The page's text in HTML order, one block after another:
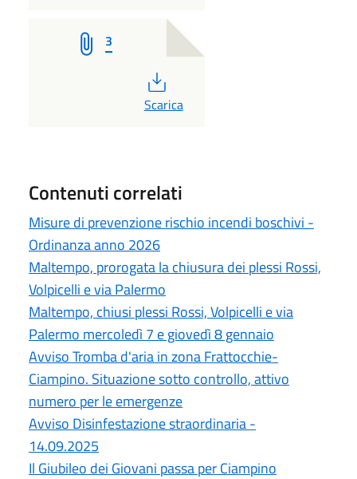
3
PDF
Scarica
Contenuti correlati
Misure di prevenzione rischio incendi boschivi -
Ordinanza anno 2026
Maltempo, prorogata la chiusura dei plessi Rossi,
Volpicelli e via Palermo
Maltempo, chiusi plessi Rossi, Volpicelli e via
Palermo mercoledì 7 e giovedì 8 gennaio
Avviso Tromba d'aria in zona Frattocchie-
Ciampino. Situazione sotto controllo, attivo
numero per le emergenze
Avviso Disinfestazione straordinaria -
14.09.2025
Il Giubileo dei Giovani passa per Ciampino